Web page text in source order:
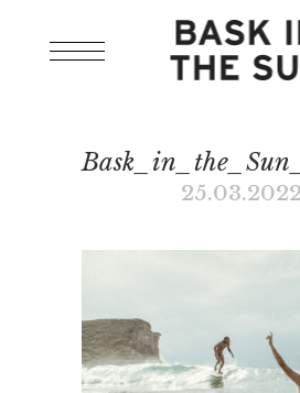
25.03.2022